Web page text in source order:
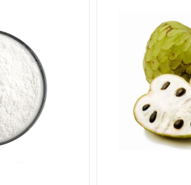
косметическим
кожи, способствует
розы нормализует работу сальных и